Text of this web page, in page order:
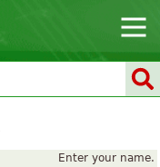
Enter your name.